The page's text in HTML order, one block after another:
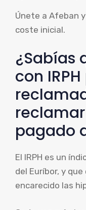
Únete a Afeban
coste inicial.
¿Sabías
con
pagado
El IRPH es un
del Euríbor, y
encarecido las